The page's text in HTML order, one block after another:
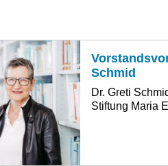
Schmid
Dr. Greti
Stiftung Maria